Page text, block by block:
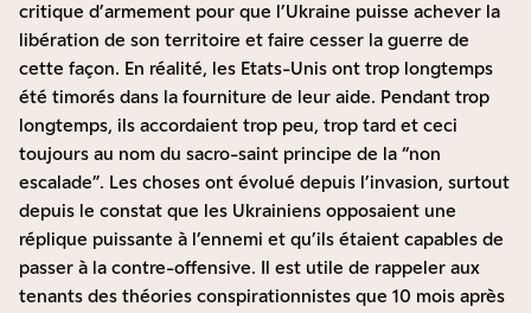
critique d’armement pour que l’Ukraine puisse achever la
libération de son territoire et faire cesser la guerre de
cette façon. En réalité, les Etats-Unis ont trop longtemps
été timorés dans la fourniture de leur aide. Pendant trop
longtemps, ils accordaient trop peu, trop tard et ceci
toujours au nom du sacro-saint principe de la “non
escalade”. Les choses ont évolué depuis l’invasion, surtout
depuis le constat que les Ukrainiens opposaient une
réplique puissante à l’ennemi et qu’ils étaient capables de
passer à la contre-offensive. Il est utile de rappeler aux
tenants des théories conspirationnistes que 10 mois après